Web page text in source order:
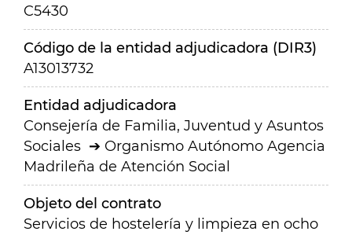
C5430
Código de la entidad adjudicadora (DIR3)
A13013732
Entidad adjudicadora
Consejería de Familia, Juventud y Asuntos
Sociales
Organismo Autónomo Agencia
Madrileña de Atención Social
Objeto del contrato
Servicios de hostelería y limpieza en ocho